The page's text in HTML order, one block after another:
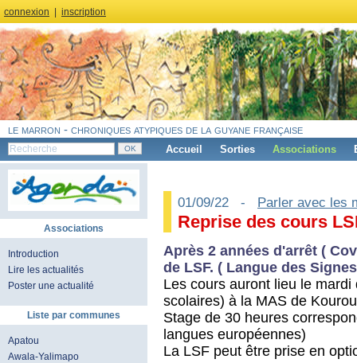
connexion inscription
le marron - chroniques atypiques de la guyane française
Accueil Sorties Associations
Associations
Introduction
Lire les actualités
Poster une actualité
Liste par communes
Apatou
Awala-Yalimapo
01/09/22 - Parler avec les
Reprise des cours
Après 2 années d'arrêt (
de LSF. ( Langue des
Les cours auront lieu le
scolaires) à la MAS de
Stage de 30 heures
langues européennes)
La LSF peut être prise en